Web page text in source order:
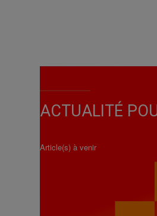
ACTUALITÉ
Article(s) à venir